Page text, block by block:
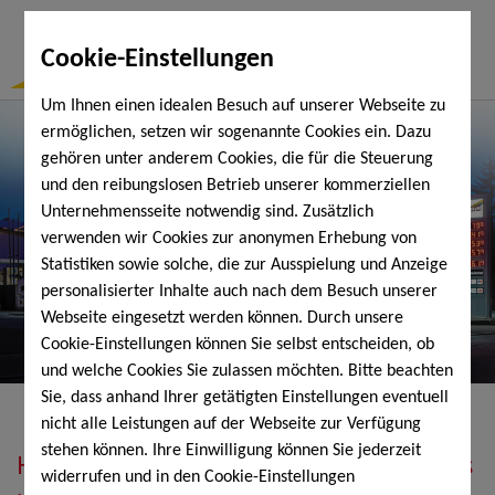
Cookie-Einstellungen
Um Ihnen einen idealen Besuch auf unserer Webseite zu
ermöglichen, setzen wir sogenannte Cookies ein. Dazu
gehören unter anderem Cookies, die für die Steuerung
und den reibungslosen Betrieb unserer kommerziellen
Unternehmensseite notwendig sind. Zusätzlich
verwenden wir Cookies zur anonymen Erhebung von
Statistiken sowie solche, die zur Ausspielung und Anzeige
personalisierter Inhalte auch nach dem Besuch unserer
Webseite eingesetzt werden können. Durch unsere
Cookie-Einstellungen können Sie selbst entscheiden, ob
und welche Cookies Sie zulassen möchten. Bitte beachten
Sie, dass anhand Ihrer getätigten Einstellungen eventuell
nicht alle Leistungen auf der Webseite zur Verfügung
stehen können. Ihre Einwilligung können Sie jederzeit
widerrufen und in den Cookie-Einstellungen
Heizöl, Diesel, Schmierstoffe, Holzpellets